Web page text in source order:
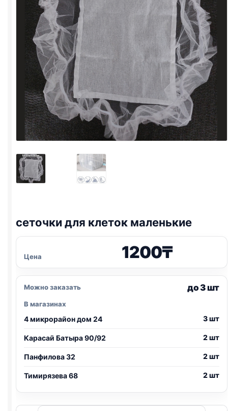
сеточки для клеток маленькие
Цена 1200₸
Можно заказать до 3 шт
В магазинах
4 микрорайон дом 24 3 шт
Карасай Батыра 90/92 2 шт
Панфилова 32 2 шт
Тимирязева 68 2 шт